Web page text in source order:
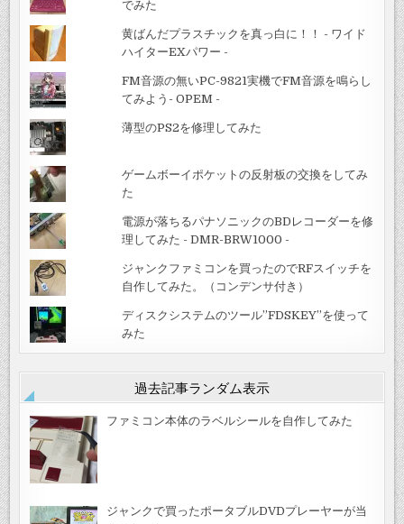
でみた
黄ばんだプラスチックを真っ白に！！ - ワイド
ハイターEXパワー -
FM音源の無いPC-9821実機でFM音源を鳴らし
てみよう- OPEM -
薄型のPS2を修理してみた
ゲームボーイポケットの反射板の交換をしてみ
た
電源が落ちるパナソニックのBDレコーダーを修
理してみた - DMR-BRW1000 -
ジャンクファミコンを買ったのでRFスイッチを
自作してみた。（コンデンサ付き）
ディスクシステムのツール”FDSKEY”を使って
みた
過去記事ランダム表示
ファミコン本体のラベルシールを自作してみた
ジャンクで買ったポータブルDVDプレーヤーが当